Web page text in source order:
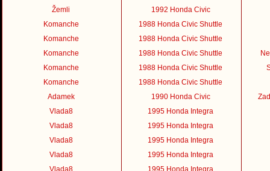
Žemli
1992 Honda Civic
Komanche
1988 Honda Civic Shuttle
Komanche
1988 Honda Civic Shuttle
Komanche
1988 Honda Civic Shuttle
Komanche
1988 Honda Civic Shuttle
Komanche
1988 Honda Civic Shuttle
Adamek
1990 Honda Civic
Vlada8
1995 Honda Integra
Vlada8
1995 Honda Integra
Vlada8
1995 Honda Integra
Vlada8
1995 Honda Integra
Vlada8
1995 Honda Integra